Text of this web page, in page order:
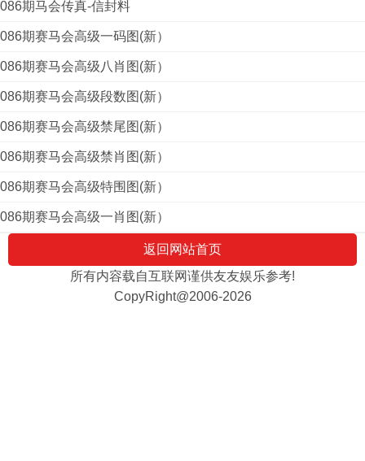
086期马会传真-信封料
086期赛马会高级一码图(新）
086期赛马会高级八肖图(新）
086期赛马会高级段数图(新）
086期赛马会高级禁尾图(新）
086期赛马会高级禁肖图(新）
086期赛马会高级特围图(新）
086期赛马会高级一肖图(新）
返回网站首页
所有内容载自互联网谨供友友娱乐参考!
CopyRight@2006-2026